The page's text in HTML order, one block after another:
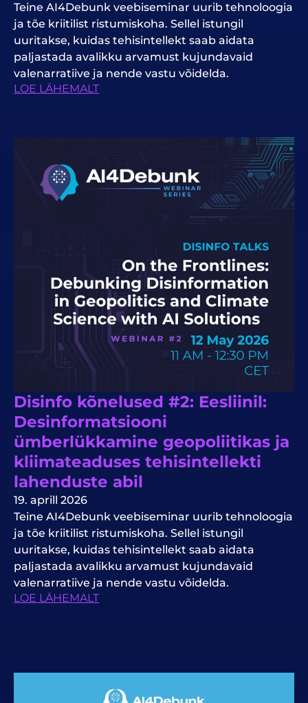
Teine AI4Debunk veebiseminar uurib tehnoloogia
ja tõe kriitilist ristumiskoha. Sellel istungil
uuritakse, kuidas tehisintellekt saab aidata
paljastada avalikku arvamust kujundavaid
valenarratiive ja nende vastu võidelda.
LOE LÄHEMALT
Disinfo kõnelused #2: Eesliinil:
Desinformatsiooni
ümberlükkamine geopoliitikas ja
kliimateaduses tehisintellekti
lahenduste abil
19. aprill 2026
Teine AI4Debunk veebiseminar uurib tehnoloogia
ja tõe kriitilist ristumiskoha. Sellel istungil
uuritakse, kuidas tehisintellekt saab aidata
paljastada avalikku arvamust kujundavaid
valenarratiive ja nende vastu võidelda.
LOE LÄHEMALT